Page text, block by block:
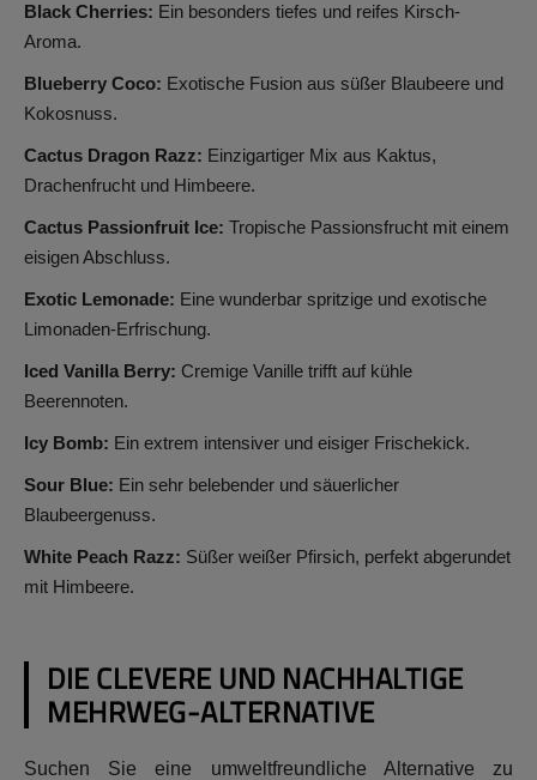
Black Cherries: Ein besonders tiefes und reifes Kirsch-
Aroma.
Blueberry Coco: Exotische Fusion aus süßer Blaubeere und
Kokosnuss.
Cactus Dragon Razz: Einzigartiger Mix aus Kaktus,
Drachenfrucht und Himbeere.
Cactus Passionfruit Ice: Tropische Passionsfrucht mit einem
eisigen Abschluss.
Exotic Lemonade: Eine wunderbar spritzige und exotische
Limonaden-Erfrischung.
Iced Vanilla Berry: Cremige Vanille trifft auf kühle
Beerennoten.
Icy Bomb: Ein extrem intensiver und eisiger Frischekick.
Sour Blue: Ein sehr belebender und säuerlicher
Blaubeergenuss.
White Peach Razz: Süßer weißer Pfirsich, perfekt abgerundet
mit Himbeere.
DIE CLEVERE UND NACHHALTIGE
MEHRWEG-ALTERNATIVE
Suchen Sie eine umweltfreundliche Alternative zu